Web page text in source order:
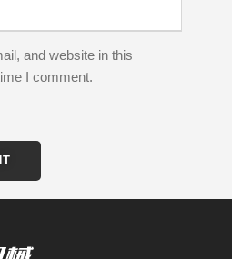
and website in this
I comment.